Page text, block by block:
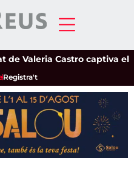
Castro captiva el
Registra't